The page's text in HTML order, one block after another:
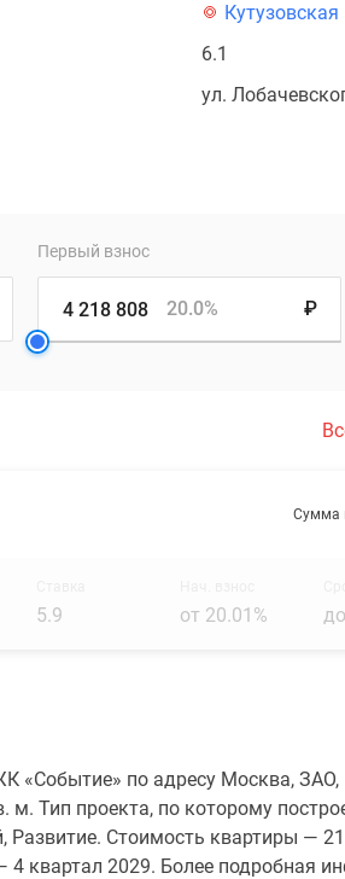
Кутузовская
6.1
ул.
Первый взнос
₽
20.0%
Сумма
5.9 от 20.01%
«Событие» по адресу Москва,
м. Тип проекта, по которому
Развитие. Стоимость квартиры —
4 квартал 2029. Более подробная